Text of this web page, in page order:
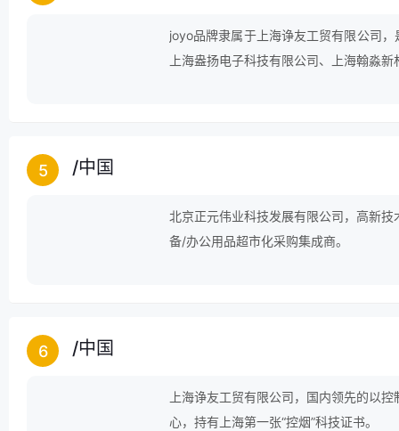
joyo品牌隶属于上海诤友工贸有限公司
上海盎扬电子科技有限公司、上海翰淼
5 /中国
北京正元伟业科技发展有限公司，高新
备/办公用品超市化采购集成商。
6 /中国
上海诤友工贸有限公司，国内领先的以
心，持有上海第一张“控烟”科技证书。